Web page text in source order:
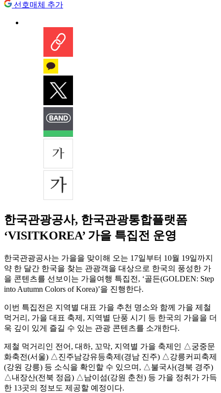
선호매체 추가
한국관광공사, 한국관광통합플랫폼
‘VISITKOREA’ 가을 특집전 운영
한국관광공사는 가을을 맞이해 오는 17일부터 10월 19일까지
약 한 달간 한국을 찾는 관광객을 대상으로 한국의 풍성한 가
을 콘텐츠를 선보이는 가을여행 특집전, ‘골든(GOLDEN: Step
into Autumn Colors of Korea)’을 진행한다.
이번 특집전은 지역별 대표 가을 추천 명소와 함께 가을 제철
먹거리, 가을 대표 축제, 지역별 단풍 시기 등 한국의 가을을 더
욱 깊이 있게 즐길 수 있는 관광 콘텐츠를 소개한다.
제철 먹거리인 전어, 대하, 꼬막, 지역별 가을 축제인 △궁중문
화축전(서울) △진주남강유등축제(경남 진주) △강릉커피축제
(강원 강릉) 등 소식을 확인할 수 있으며, △불국사(경북 경주)
△내장산(전북 정읍) △남이섬(강원 춘천) 등 가을 정취가 가득
한 13곳의 정보도 제공할 예정이다.